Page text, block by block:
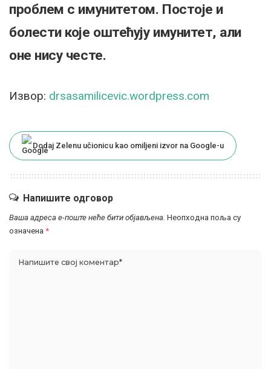
проблем с имунитетом. Постоје и
болести које оштећују имунитет, али
оне нису честе.
Извор: drsasamilicevic.wordpress.com
Dodaj Zelenu učionicu kao omiljeni izvor na Google-u
Напишите одговор
Ваша адреса е-поште неће бити објављена. Неопходна поља су
означена *